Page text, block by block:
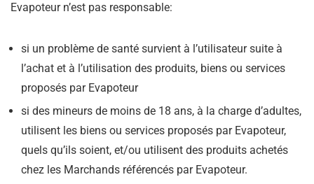
Evapoteur n’est pas responsable:
si un problème de santé survient à l’utilisateur suite à
l’achat et à l’utilisation des produits, biens ou services
proposés par Evapoteur
si des mineurs de moins de 18 ans, à la charge d’adultes,
utilisent les biens ou services proposés par Evapoteur,
quels qu’ils soient, et/ou utilisent des produits achetés
chez les Marchands référencés par Evapoteur.